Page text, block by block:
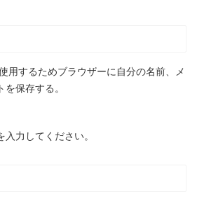
用するためブラウザーに自分の名前、メ
保存する。
入力してください。